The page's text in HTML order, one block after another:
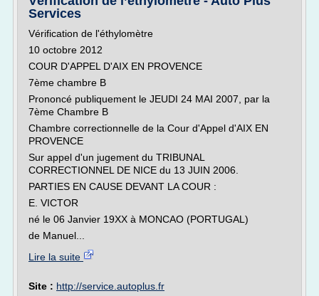
Services
Vérification de l'éthylomètre
10 octobre 2012
COUR D'APPEL D'AIX EN PROVENCE
7ème chambre B
Prononcé publiquement le JEUDI 24 MAI 2007, par la
7ème Chambre B
Chambre correctionnelle de la Cour d'Appel d'AIX EN
PROVENCE
Sur appel d'un jugement du TRIBUNAL
CORRECTIONNEL DE NICE du 13 JUIN 2006.
PARTIES EN CAUSE DEVANT LA COUR :
E. VICTOR
né le 06 Janvier 19XX à MONCAO (PORTUGAL)
de Manuel...
Lire la suite
Site : http://service.autoplus.fr